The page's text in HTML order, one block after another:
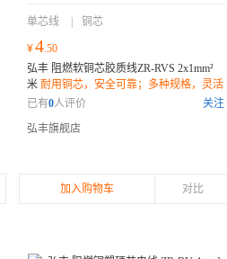
单芯线 铜芯
¥4.50
弘丰 阻燃软铜芯胶质线ZR-RVS 2x1mm²
米 耐用铜芯，安全可靠；多种规格，灵活
选择；环保材质，健康生活；
已有0人评价
关注
弘丰旗舰店
加入购物车 对比